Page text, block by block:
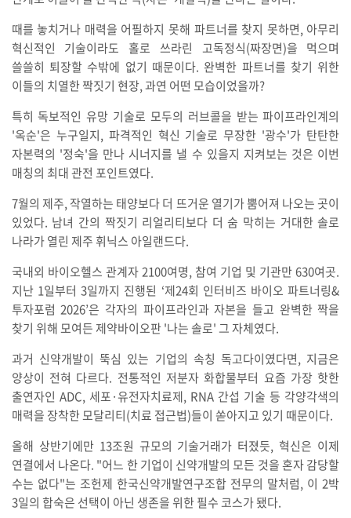
때를 놓치거나 매력을 어필하지 못해 파트너를 찾지 못하면, 아무리
혁신적인 기술이라도 홀로 쓰라린 고독정식(짜장면)을 먹으며
쓸쓸히 퇴장할 수밖에 없기 때문이다. 완벽한 파트너를 찾기 위한
이들의 치열한 짝짓기 현장, 과연 어떤 모습이었을까?
특히 독보적인 유망 기술로 모두의 러브콜을 받는 파이프라인계의
'옥순'은 누구일지, 파격적인 혁신 기술로 무장한 '광수'가 탄탄한
자본력의 '정숙'을 만나 시너지를 낼 수 있을지 지켜보는 것은 이번
매칭의 최대 관전 포인트였다.
7월의 제주, 작열하는 태양보다 더 뜨거운 열기가 뿜어져 나오는 곳이
있었다. 남녀 간의 짝짓기 리얼리티보다 더 숨 막히는 거대한 솔로
나라가 열린 제주 휘닉스 아일랜드다.
국내외 바이오헬스 관계자 2100여명, 참여 기업 및 기관만 630여곳.
지난 1일부터 3일까지 진행된 ‘제24회 인터비즈 바이오 파트너링&
투자포럼 2026’은 각자의 파이프라인과 자본을 들고 완벽한 짝을
찾기 위해 모여든 제약바이오판 '나는 솔로' 그 자체였다.
과거 신약개발이 뚝심 있는 기업의 속칭 독고다이였다면, 지금은
양상이 전혀 다르다. 전통적인 저분자 화합물부터 요즘 가장 핫한
출연자인 ADC, 세포·유전자치료제, RNA 간섭 기술 등 각양각색의
매력을 장착한 모달리티(치료 접근법)들이 쏟아지고 있기 때문이다.
올해 상반기에만 13조원 규모의 기술거래가 터졌듯, 혁신은 이제
연결에서 나온다. "어느 한 기업이 신약개발의 모든 것을 혼자 감당할
수는 없다"는 조헌제 한국신약개발연구조합 전무의 말처럼, 이 2박
3일의 합숙은 선택이 아닌 생존을 위한 필수 코스가 됐다.